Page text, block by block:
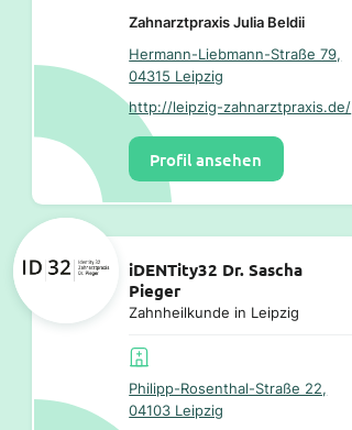
Zahnarztpraxis Julia Beldii
Hermann-Liebmann-Straße 79,
04315 Leipzig
http://leipzig-zahnarztpraxis.de/
Profil ansehen
iDENTity32 Dr. Sascha
Pieger
Zahnheilkunde in Leipzig
Philipp-Rosenthal-Straße 22,
04103 Leipzig